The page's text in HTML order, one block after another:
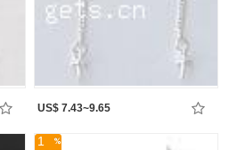
US$ 7.43~9.65
1